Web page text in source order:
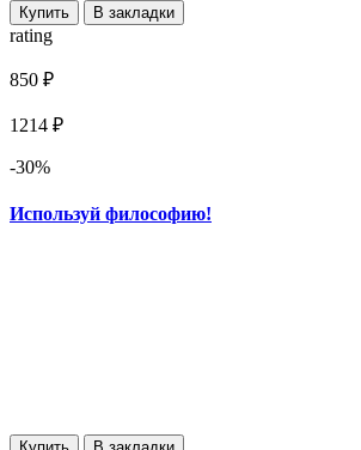
Купить В закладки
rating
850 ₽
1214 ₽
-30%
Используй философию!